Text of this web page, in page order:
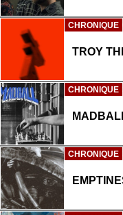
CHRONIQUE
TROY
CHRONIQUE
CHRONIQUE